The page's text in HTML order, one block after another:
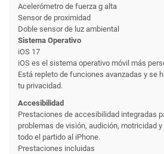
Acelerómetro de fuerza g alta
Sensor de proximidad
Doble sensor de luz ambiental
Sistema Operativo
iOS 17
iOS es el sistema operativo móvil más
Está repleto de funciones avanzadas y se
tu privacidad.
Accesibilidad
Prestaciones de accesibilidad integradas
problemas de visión, audición, motricidad
todo el partido al iPhone.
Prestaciones incluidas